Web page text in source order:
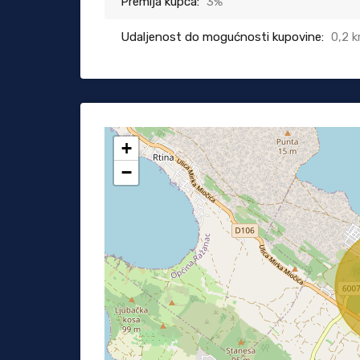
Udaljenost do mogućnosti kupovine: 0,2
+
−